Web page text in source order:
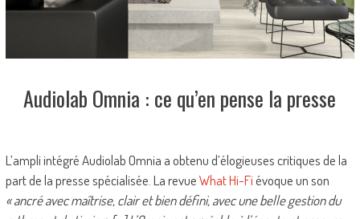
Audiolab Omnia : ce qu’en pense la presse
L’ampli intégré Audiolab Omnia a obtenu d’élogieuses critiques de la
part de la presse spécialisée. La revueWhat Hi-Fiévoque un son
« ancré avec maîtrise, clair et bien défini, avec une belle gestion du